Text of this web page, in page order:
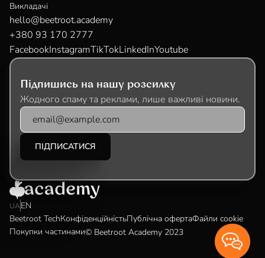
Викладачі
hello@beetroot.academy
+380 93 170 2777
FacebookInstagramTikTokLinkedInYoutube
Підпишись на нашу розсилку
Жодного спаму та реклами, лише важливі новини.
Beetroot TechКонфіденційністьПублічна офертаФайли cookie
Покупки частинами© Beetroot Academy 2023
UAEN